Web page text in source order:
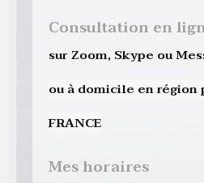
Consultation en
sur Zoom, Skype ou
ou à domicile en région
FRANCE
Mes horaires